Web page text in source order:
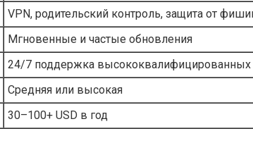
VPN, родительский контроль, защита от
Мгновенные и частые обновления
24/7 поддержка высококвалифицированных
Средняя или высокая
30–100+ USD в год